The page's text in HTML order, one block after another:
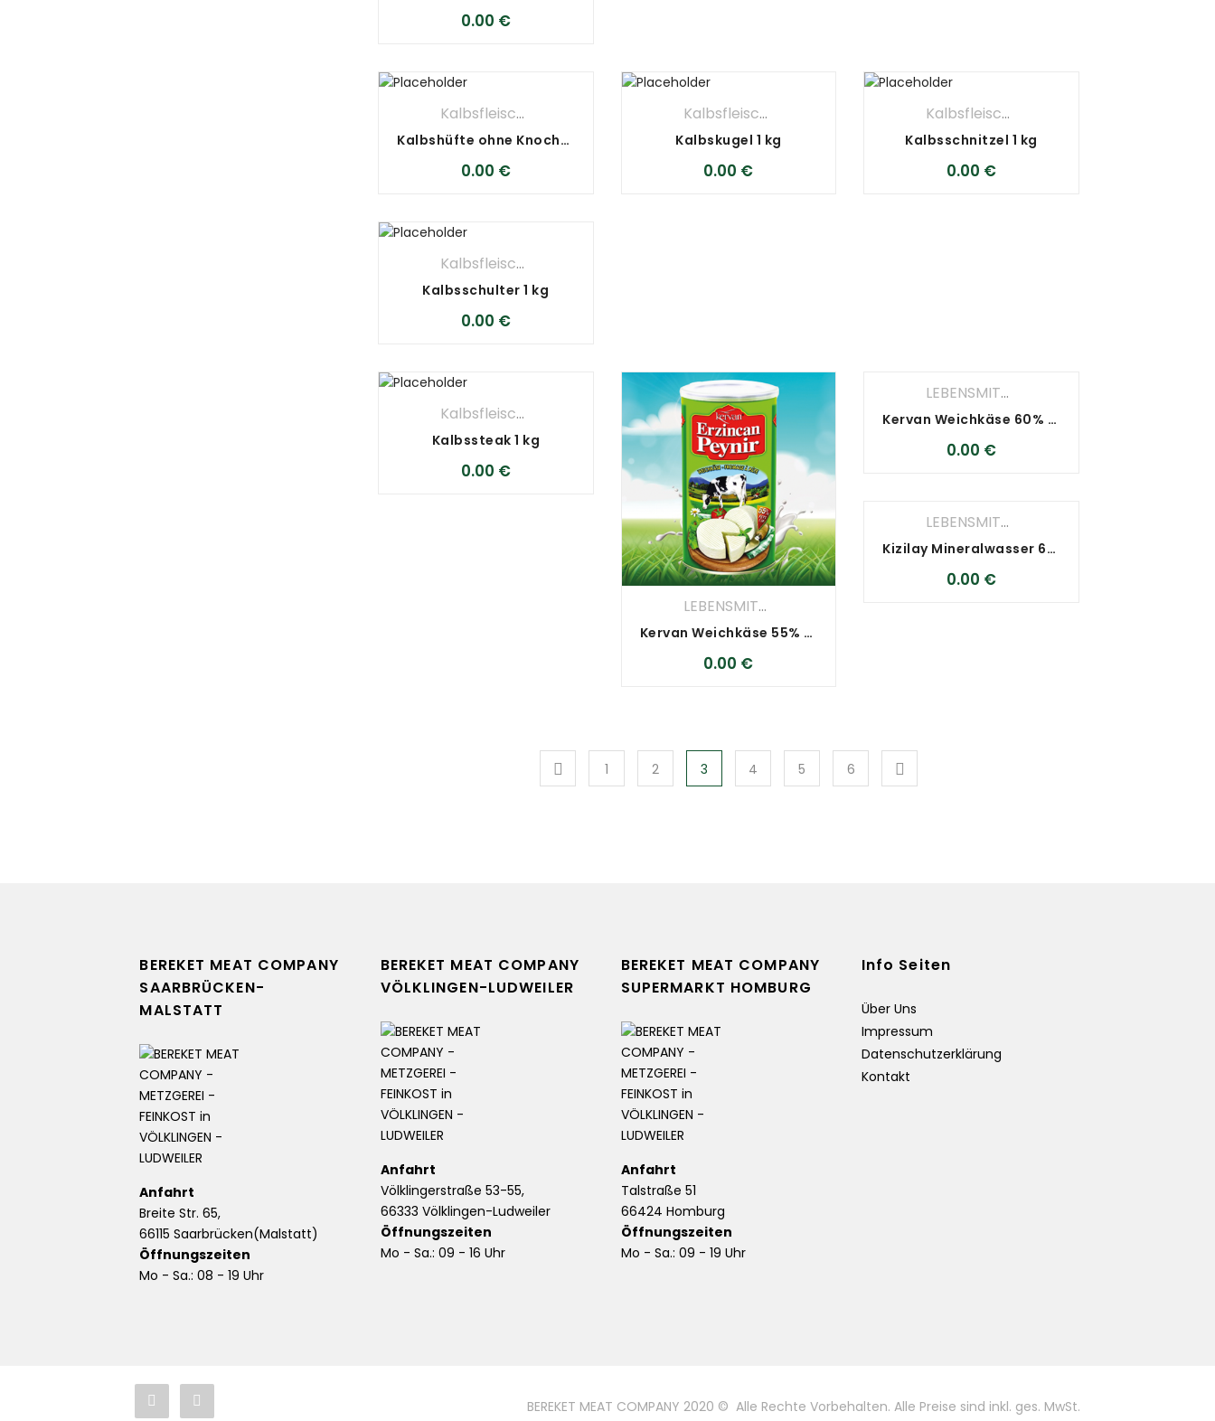
0.00 €
Kalbsfleisch
Kalbshüfte ohne Knochen 1 kg
0.00 €
Kalbsfleisch
Kalbskugel 1 kg
0.00 €
Kalbsfleisch
Kalbsschnitzel 1 kg
0.00 €
Kalbsfleisch
Kalbsschulter 1 kg
0.00 €
Kalbsfleisch
Kalbssteak 1 kg
0.00 €
LEBENSMITTEL
Kervan Weichkäse 55% 1500g
0.00 €
LEBENSMITTEL
Kervan Weichkäse 60% 1500g
0.00 €
LEBENSMITTEL
Kizilay Mineralwasser 6×250 ml
0.00 €
1 2 3 4 5 6
BEREKET MEAT COMPANY
SAARBRÜCKEN-
MALSTATT
Anfahrt
Breite Str. 65,
66115 Saarbrücken(Malstatt)
Öffnungszeiten
Mo - Sa.: 08 - 19 Uhr
BEREKET MEAT COMPANY
VÖLKLINGEN-LUDWEILER
Anfahrt
Völklingerstraße 53-55,
66333 Völklingen-Ludweiler
Öffnungszeiten
Mo - Sa.: 09 - 16 Uhr
BEREKET MEAT COMPANY
SUPERMARKT HOMBURG
Anfahrt
Talstraße 51
66424 Homburg
Öffnungszeiten
Mo - Sa.: 09 - 19 Uhr
Info Seiten
Über Uns
Impressum
Datenschutzerklärung
Kontakt
BEREKET MEAT COMPANY 2020 © Alle Rechte Vorbehalten. Alle Preise sind inkl. ges. MwSt.